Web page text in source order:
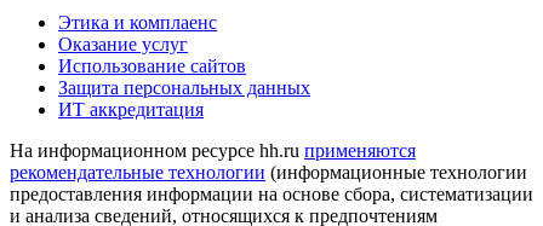
Этика и комплаенс
Оказание услуг
Использование сайтов
Защита персональных данных
ИТ аккредитация
На информационном ресурсе hh.ru применяются
рекомендательные технологии (информационные технологии
предоставления информации на основе сбора, систематизации
и анализа сведений, относящихся к предпочтениям